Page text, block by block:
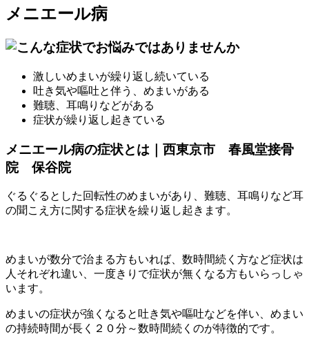
メニエール病
激しいめまいが繰り返し続いている
吐き気や嘔吐と伴う、めまいがある
難聴、耳鳴りなどがある
症状が繰り返し起きている
メニエール病の症状とは｜西東京市 春風堂接骨
院 保谷院
ぐるぐるとした回転性のめまいがあり、難聴、耳鳴りなど耳
の聞こえ方に関する症状を繰り返し起きます。
めまいが数分で治まる方もいれば、数時間続く方など症状は
人それぞれ違い、一度きりで症状が無くなる方もいらっしゃ
います。
めまいの症状が強くなると吐き気や嘔吐などを伴い、めまい
の持続時間が長く２０分～数時間続くのが特徴的です。